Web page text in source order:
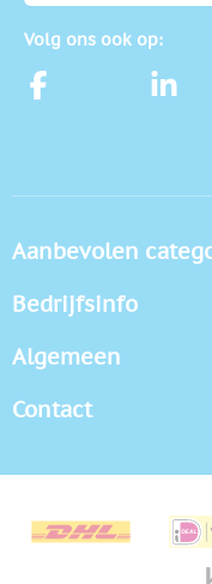
Volg ons ook op:
Aanbevolen
Bedrijfsinfo
Algemeen
Contact